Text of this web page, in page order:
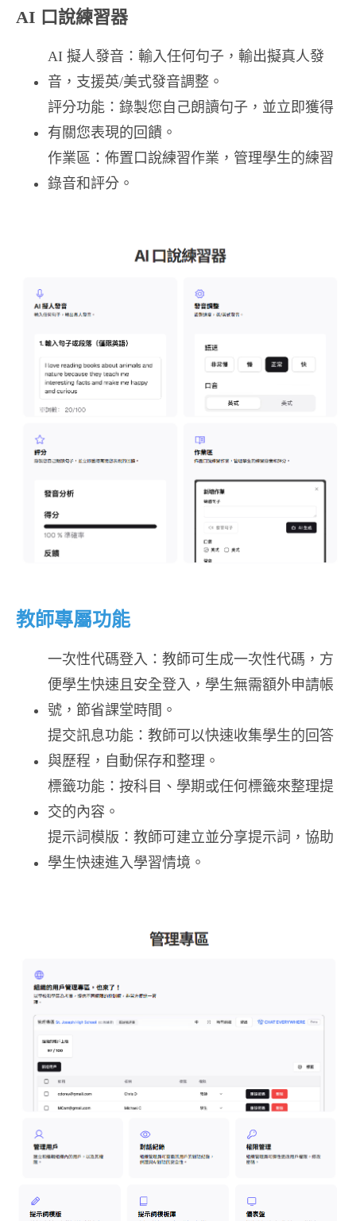
AI 口說練習器
AI 擬人發音：​輸入任何句子，輸出擬真人發
音，支援英/美式發音調整。​
評分功能：​錄製您自己朗讀句子，並立即獲得
有關您表現的回饋。​
作業區：​佈置口說練習作業，管理學生的練習
錄音和評分。
教師專屬功能
一次性代碼登入：​教師可生成一次性代碼，方
便學生快速且安全登入，學生無需額外申請帳
號，節省課堂時間。 ​
提交訊息功能：​教師可以快速收集學生的回答
與歷程，自動保存和整理。​
標籤功能：​按科目、學期或任何標籤來整理提
交的內容。​
​提示詞模版：​教師可建立並分享提示詞，協助
學生快速進入學習情境。